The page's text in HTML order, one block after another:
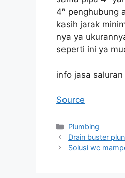
4″ penghubung
kasih jarak
nya ya
seperti ini ya
info jasa
Source
Kategori
Plumbing
Drain buster
Solusi wc